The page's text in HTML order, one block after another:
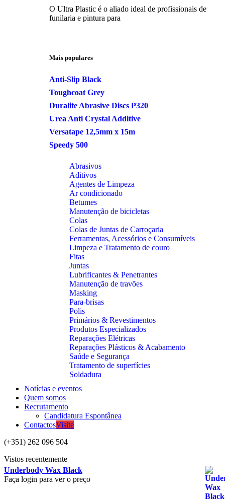
O Ultra Plastic é o aliado ideal de profissionais de
funilaria e pintura para
Mais populares
Anti-Slip Black
Toughcoat Grey
Duralite Abrasive Discs P320
Urea Anti Crystal Additive
Versatape 12,5mm x 15m
Speedy 500
Abrasivos
Aditivos
Agentes de Limpeza
Ar condicionado
Betumes
Manutenção de bicicletas
Colas
Colas de Juntas de Carroçaria
Ferramentas, Acessórios e Consumíveis
Limpeza e Tratamento de couro
Fitas
Juntas
Lubrificantes & Penetrantes
Manutenção de travões
Masking
Para-brisas
Polis
Primários & Revestimentos
Produtos Especializados
Reparações Elétricas
Reparações Plásticos & Acabamento
Saúde e Segurança
Tratamento de superfícies
Soldadura
Notícias e eventos
Quem somos
Recrutamento
Candidatura Espontânea
ContactosVisite
(+351) 262 096 504
Vistos recentemente
Underbody Wax Black
Faça login para ver o preço